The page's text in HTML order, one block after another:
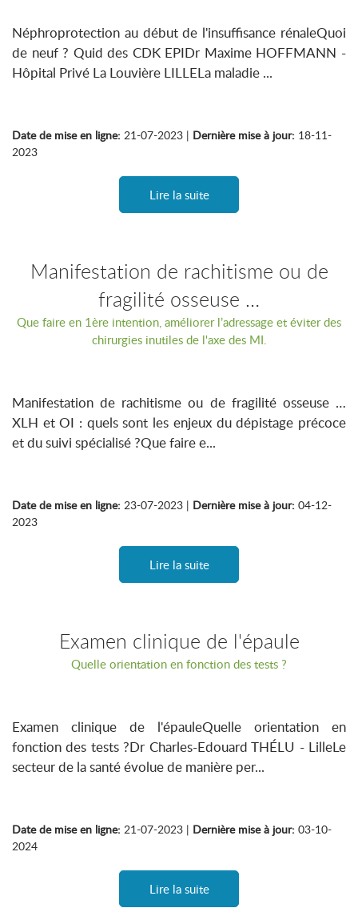
Néphroprotection au début de l'insuffisance rénaleQuoi
de neuf ? Quid des CDK EPIDr Maxime HOFFMANN -
Hôpital Privé La Louvière LILLELa maladie ...
Date de mise en ligne: 21-07-2023 | Dernière mise à jour: 18-11-
2023
Lire la suite
Manifestation de rachitisme ou de
fragilité osseuse …
Que faire en 1ère intention, améliorer l’adressage et éviter des
chirurgies inutiles de l'axe des MI.
Manifestation de rachitisme ou de fragilité osseuse …
XLH et OI : quels sont les enjeux du dépistage précoce
et du suivi spécialisé ?Que faire e...
Date de mise en ligne: 23-07-2023 | Dernière mise à jour: 04-12-
2023
Lire la suite
Examen clinique de l'épaule
Quelle orientation en fonction des tests ?
Examen clinique de l'épauleQuelle orientation en
fonction des tests ?Dr Charles-Edouard THÉLU - LilleLe
secteur de la santé évolue de manière per...
Date de mise en ligne: 21-07-2023 | Dernière mise à jour: 03-10-
2024
Lire la suite